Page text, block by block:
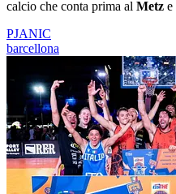
calcio che conta prima al Metz e
PJANIC
barcellona